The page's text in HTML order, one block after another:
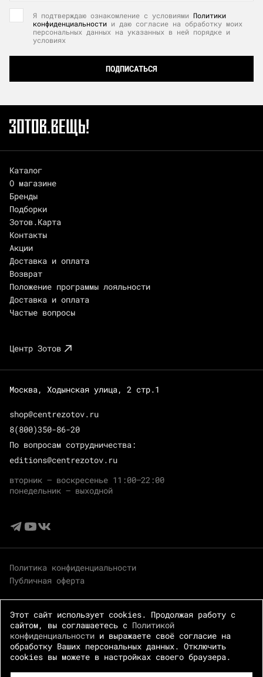
Я подтверждаю ознакомление с условиями Политики
конфиденциальности и даю согласие на обработку моих
персональных данных на указанных в ней порядке и
условиях
ПОДПИСАТЬСЯ
Каталог
О магазине
Бренды
Подборки
Зотов.Карта
Контакты
Акции
Доставка и оплата
Возврат
Положение программы лояльности
Доставка и оплата
Частые вопросы
Центр Зотов
Москва, Ходынская улица, 2 стр.1
shop@centrezotov.ru
8(800)350-86-20
По вопросам сотрудничества:
editions@centrezotov.ru
вторник — воскресенье 11:00–22:00
понедельник — выходной
Политика конфиденциальности
Публичная оферта
© 2026 Центр Зотов · Все права защищены
Этот сайт использует cookies. Продолжая работу с
сайтом, вы соглашаетесь с Политикой
конфиденциальности и выражаете своё согласие на
обработку Ваших персональных данных. Отключить
cookies вы можете в настройках своего браузера.